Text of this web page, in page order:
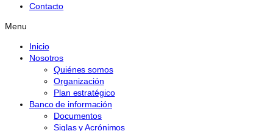
Contacto
Menu
Inicio
Nosotros
Quiénes somos
Organización
Plan estratégico
Banco de información
Documentos
Siglas y Acrónimos